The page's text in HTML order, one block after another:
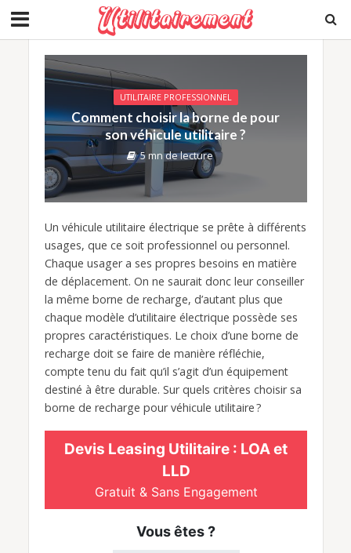
UTILITAIRE PROFESSIONNEL
Comment choisir la borne de pour
son véhicule utilitaire ?
5 mn de lecture
Un véhicule utilitaire électrique se prête à différents
usages, que ce soit professionnel ou personnel.
Chaque usager a ses propres besoins en matière
de déplacement. On ne saurait donc leur conseiller
la même borne de recharge, d’autant plus que
chaque modèle d’utilitaire électrique possède ses
propres caractéristiques. Le choix d’une borne de
recharge doit se faire de manière réfléchie,
compte tenu du fait qu’il s’agit d’un équipement
destiné à être durable. Sur quels critères choisir sa
borne de recharge pour véhicule utilitaire ?